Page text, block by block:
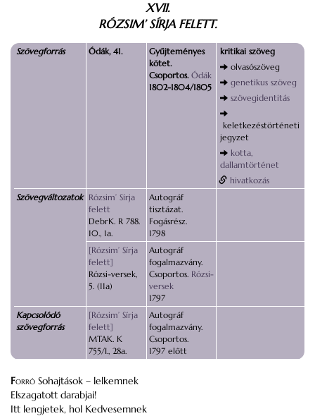
XVII.
RÓZSIM’ SÍRJA FELETT.
Szövegforrás Ódák, 41.
Gyűjteményes
kötet.
Csoportos. Ódák
1802-1804/1805
kritikai szöveg
olvasószöveg
genetikus szöveg
szövegidentitás
keletkezéstörténeti
jegyzet
kotta,
dallamtörténet
hivatkozás
Szövegváltozatok Rózsim’ Sírja
felett
DebrK. R 788.
10., 1a.
Autográf
tisztázat.
Fogásrész.
1798
[Rózsim’ Sírja
felett]
Rózsi-versek,
5. (11a)
Autográf
fogalmazvány.
Csoportos. Rózsi-
versek
1797
Kapcsolódó
szövegforrás
[Rózsim’ Sírja
felett]
MTAK. K
755/I., 28a.
Autográf
fogalmazvány.
Csoportos.
1797 előtt
Forró Sohajtások – lelkemnek
Elszagatott darabjai!
Itt lengjetek, hol Kedvesemnek